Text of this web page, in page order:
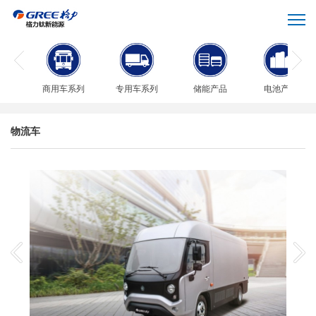
商用车系列 专用车系列 储能产品 电池产品
物流车